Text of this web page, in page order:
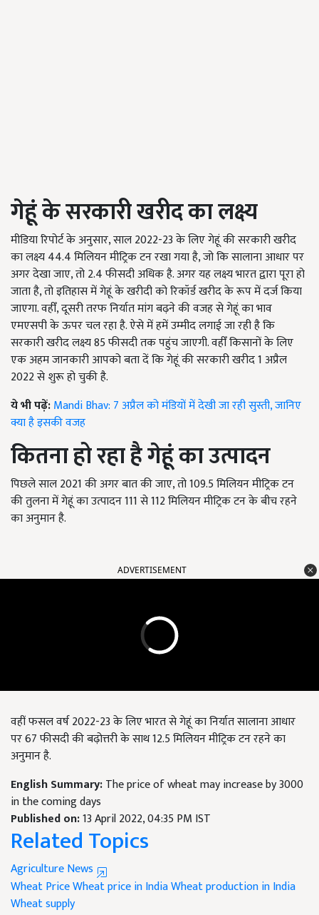
गेहूं के सरकारी खरीद का लक्ष्य
मीडिया रिपोर्ट के अनुसार, साल 2022-23 के लिए गेहूं की सरकारी खरीद
का लक्ष्य 44.4 मिलियन मीट्रिक टन रखा गया है, जो कि सालाना आधार पर
अगर देखा जाए, तो 2.4 फीसदी अधिक है. अगर यह लक्ष्य भारत द्वारा पूरा हो
जाता है, तो इतिहास में गेहूं के खरीदी को रिकॉर्ड खरीद के रूप में दर्ज किया
जाएगा. वहीँ, दूसरी तरफ निर्यात मांग बढ़ने की वजह से गेहूं का भाव
एमएसपी के ऊपर चल रहा है. ऐसे में हमें उम्मीद लगाई जा रही है कि
सरकारी खरीद लक्ष्य 85 फीसदी तक पहुंच जाएगी. वहीँ किसानों के लिए
एक अहम जानकारी आपको बता दें कि गेहूं की सरकारी खरीद 1 अप्रैल
2022 से शुरू हो चुकी है.
ये भी पढ़ें:Mandi Bhav: 7 अप्रैल को मंडियों में देखी जा रही सुस्ती, जानिए
क्या है इसकी वजह
कितना हो रहा है गेहूं का उत्पादन
पिछले साल 2021 की अगर बात की जाए, तो 109.5 मिलियन मीट्रिक टन
की तुलना में गेहूं का उत्पादन 111 से 112 मिलियन मीट्रिक टन के बीच रहने
का अनुमान है.
ADVERTISEMENT
वहीं फसल वर्ष 2022-23 के लिए भारत से गेहूं का निर्यात सालाना आधार
पर 67 फीसदी की बढ़ोत्तरी के साथ 12.5 मिलियन मीट्रिक टन रहने का
अनुमान है.
English Summary:The price of wheat may increase by 3000
in the coming days
Published on:13 April 2022, 04:35 PM IST
Related Topics
Agriculture News
Wheat PriceWheat price in IndiaWheat production in India
Wheat supply